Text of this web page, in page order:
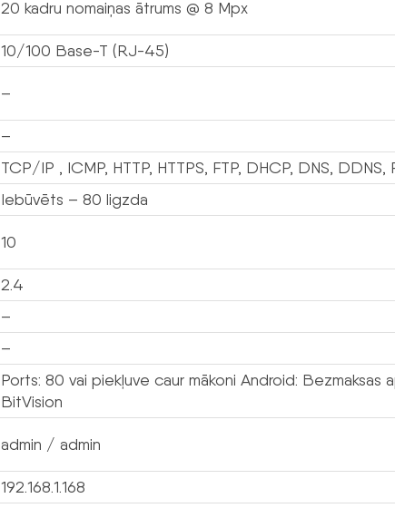
20 kadru nomaiņas ātrums @ 8 Mpx
10/100 Base-T (RJ-45)
–
–
TCP/IP , ICMP, HTTP, HTTPS, FTP, DHCP, DNS, DDNS,
Iebūvēts – 80 ligzda
10
2.4
–
–
Ports: 80 vai piekļuve caur mākoni Android: Bezmaksas
BitVision
admin / admin
192.168.1.168